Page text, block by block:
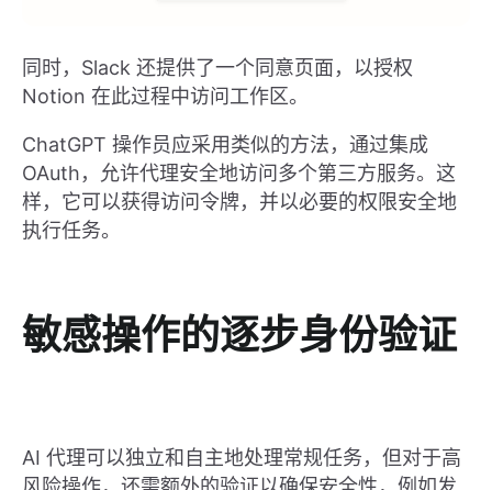
同时，Slack 还提供了一个同意页面，以授权
Notion 在此过程中访问工作区。
ChatGPT 操作员应采用类似的方法，通过集成
OAuth，允许代理安全地访问多个第三方服务。这
样，它可以获得访问令牌，并以必要的权限安全地
执行任务。
敏感操作的逐步身份验证
AI 代理可以独立和自主地处理常规任务，但对于高